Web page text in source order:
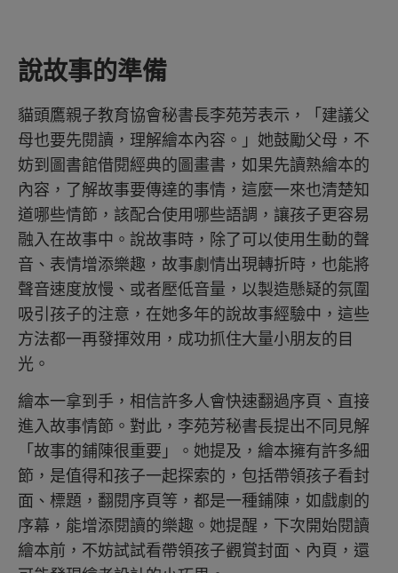
說故事的準備
貓頭鷹親子教育協會秘書長李苑芳表示，「建議父
母也要先閱讀，理解繪本內容。」她鼓勵父母，不
妨到圖書館借閱經典的圖畫書，如果先讀熟繪本的
內容，了解故事要傳達的事情，這麼一來也清楚知
道哪些情節，該配合使用哪些語調，讓孩子更容易
融入在故事中。說故事時，除了可以使用生動的聲
音、表情增添樂趣，故事劇情出現轉折時，也能將
聲音速度放慢、或者壓低音量，以製造懸疑的氛圍
吸引孩子的注意，在她多年的說故事經驗中，這些
方法都一再發揮效用，成功抓住大量小朋友的目
光。
繪本一拿到手，相信許多人會快速翻過序頁、直接
進入故事情節。對此，李苑芳秘書長提出不同見解
「故事的鋪陳很重要」。她提及，繪本擁有許多細
節，是值得和孩子一起探索的，包括帶領孩子看封
面、標題，翻閱序頁等，都是一種鋪陳，如戲劇的
序幕，能增添閱讀的樂趣。她提醒，下次開始閱讀
繪本前，不妨試試看帶領孩子觀賞封面、內頁，還